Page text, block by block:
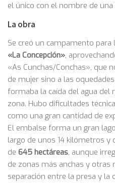
el único con el nombre de
La obra
Se creó un campamento
«La Concepción»,
«As Cunchas/Conchas», que
de mujer sino a las
formaba la caída del agua del
zona. Hubo dificultades
como una gran cantidad de
El embalse forma un gran
largo de unos 14 kilómetros y
de 645 hectáreas, aunque
de zonas más anchas y otras
separación entre la presa y la